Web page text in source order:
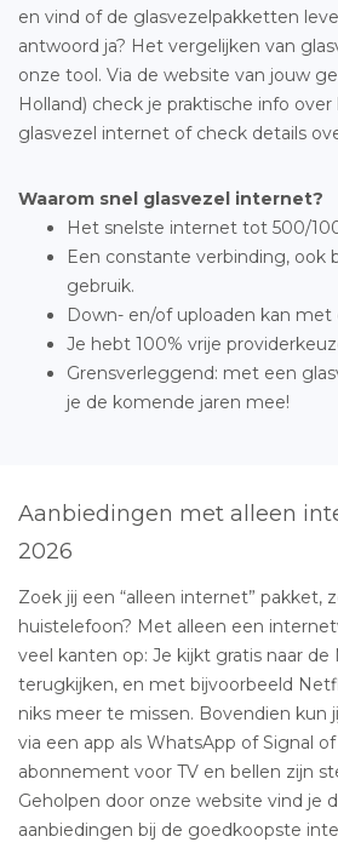
en vind of de glasvezelpakketten
antwoord ja? Het vergelijken van
onze tool. Via de website van jouw
Holland) check je praktische info
glasvezel internet of check details
Waarom snel glasvezel internet?
Het snelste internet tot 500/
Een constante verbinding, ook
gebruik.
Down- en/of uploaden kan met
Je hebt 100% vrije
Grensverleggend: met een
je de komende jaren mee!
Aanbiedingen met alleen
2026
Zoek jij een “alleen internet” pakket,
huistelefoon? Met alleen een
veel kanten op: Je kijkt gratis naar de
terugkijken, en met bijvoorbeeld
niks meer te missen. Bovendien kun
via een app als WhatsApp of Signal
abonnement voor TV en bellen zijn
Geholpen door onze website vind je
aanbiedingen bij de goedkoopste